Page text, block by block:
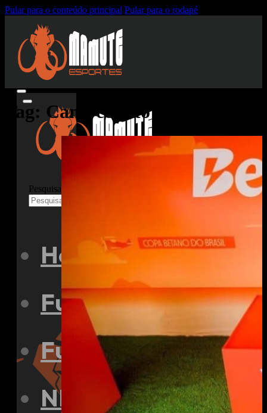
Pular para o conteúdo principal Pular para o rodapé
Pesquisar
Home
Futebol
Futsal
NBA
Tag: Campeonato Brasileiro